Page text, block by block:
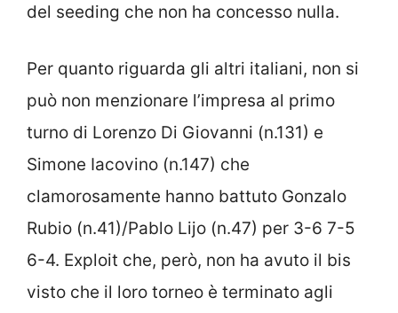
del seeding che non ha concesso nulla.
Per quanto riguarda gli altri italiani, non si
può non menzionare l’impresa al primo
turno di Lorenzo Di Giovanni (n.131) e
Simone Iacovino (n.147) che
clamorosamente hanno battuto Gonzalo
Rubio (n.41)/Pablo Lijo (n.47) per 3-6 7-5
6-4. Exploit che, però, non ha avuto il bis
visto che il loro torneo è terminato agli